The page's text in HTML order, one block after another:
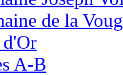
de la
A-B